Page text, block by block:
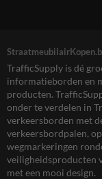
TrafficSupply is dé
informatieborden en
producten.
onder te verdelen in
verkeersborden met
verkeersbordpalen,
wegmarkeringen
veiligheidsproducten
met een mooi design.